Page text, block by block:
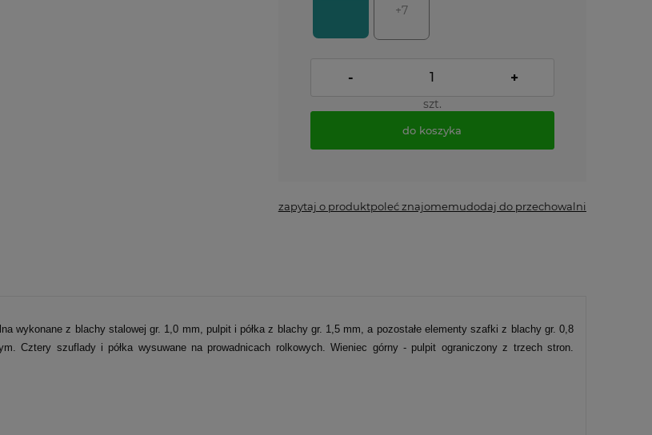
+7
- +
szt.
do koszyka
zapytaj o produktpoleć znajomemudodaj do przechowalni
wykonane z blachy stalowej gr. 1,0 mm, pulpit i półka z blachy gr. 1,5 mm, a pozostałe elementy szafki z blachy gr. 0,8
Cztery szuflady i półka wysuwane na prowadnicach rolkowych. Wieniec górny - pulpit ograniczony z trzech stron.